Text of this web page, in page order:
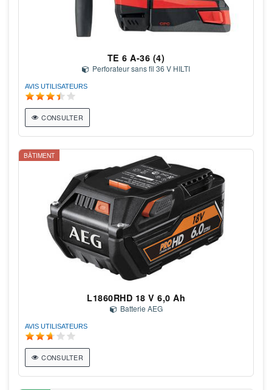
TE 6 A-36 (4)
Perforateur sans fil 36 V HILTI
AVIS UTILISATEURS
CONSULTER
BÂTIMENT
L1860RHD 18 V 6,0 Ah
Batterie AEG
AVIS UTILISATEURS
CONSULTER